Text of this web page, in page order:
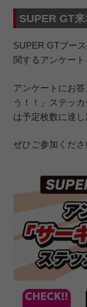
SUPER GT
SUPER GTブー
関するアンケート
アンケートにお
う！！」ステッ
は予定枚数に達し
ぜひご参加くださ